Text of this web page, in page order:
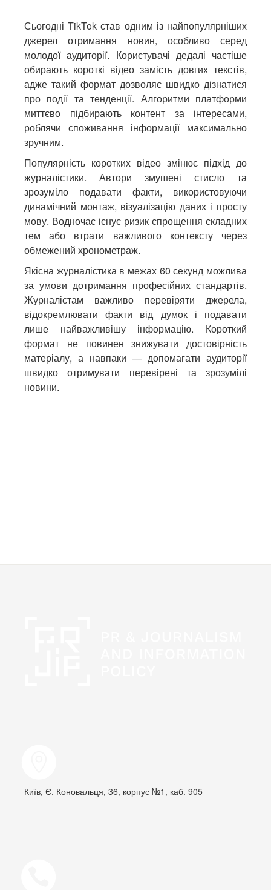
Сьогодні TikTok став одним із найпопулярніших
джерел отримання новин, особливо серед
молодої аудиторії. Користувачі дедалі частіше
обирають короткі відео замість довгих текстів,
адже такий формат дозволяє швидко дізнатися
про події та тенденції. Алгоритми платформи
миттєво підбирають контент за інтересами,
роблячи споживання інформації максимально
зручним.
Популярність коротких відео змінює підхід до
журналістики. Автори змушені стисло та
зрозуміло подавати факти, використовуючи
динамічний монтаж, візуалізацію даних і просту
мову. Водночас існує ризик спрощення складних
тем або втрати важливого контексту через
обмежений хронометраж.
Якісна журналістика в межах 60 секунд можлива
за умови дотримання професійних стандартів.
Журналістам важливо перевіряти джерела,
відокремлювати факти від думок і подавати
лише найважливішу інформацію. Короткий
формат не повинен знижувати достовірність
матеріалу, а навпаки — допомагати аудиторії
швидко отримувати перевірені та зрозумілі
новини.
Київ, Є. Коновальця, 36, корпус №1, каб. 905